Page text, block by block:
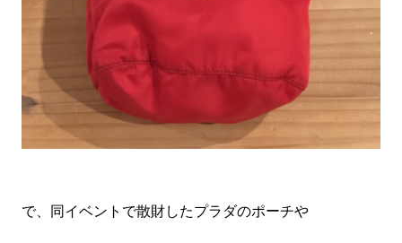
で、同イベントで散財したプラダのポーチや